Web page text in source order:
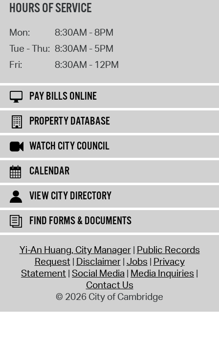
HOURS OF SERVICE
Mon:
8:30AM - 8PM
Tue - Thu: 8:30AM - 5PM
Fri:
8:30AM - 12PM
PAY BILLS ONLINE
PROPERTY DATABASE
WATCH CITY COUNCIL
CALENDAR
VIEW CITY DIRECTORY
FIND FORMS & DOCUMENTS
Yi-An Huang, City Manager Public Records
Request Disclaimer Jobs Privacy
Statement Social Media Media Inquiries
Contact Us
© 2026 City of Cambridge